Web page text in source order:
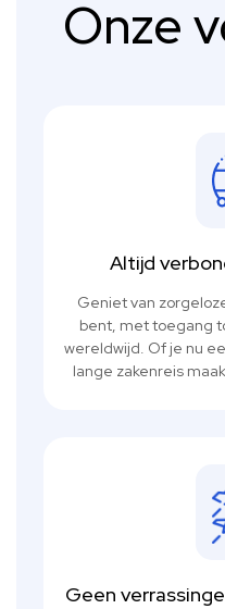
Onze
Altijd
Geniet van
bent, met toegang
wereldwijd. Of je nu
lange zakenreis
Geen